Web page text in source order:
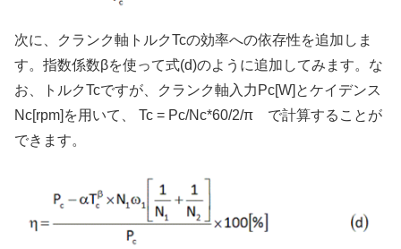
次に、クランク軸トルクTcの効率への依存性を追加しま
す。指数係数βを使って式(d)のように追加してみます。な
お、トルクTcですが、クランク軸入力Pc[W]とケイデンス
Nc[rpm]を用いて、 Tc = Pc/Nc*60/2/π で計算することが
できます。